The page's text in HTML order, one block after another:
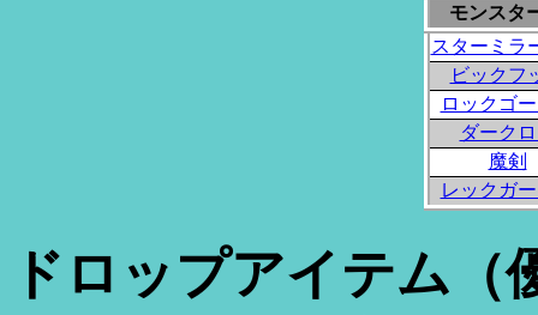
モンスタ
スターミラ
ビックフ
ロックゴ
ダーク
魔剣
レックガ
ドロップアイテム（